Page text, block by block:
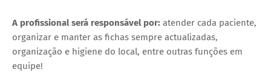
A profissional será responsável por: atender cada paciente,
organizar e manter as fichas sempre actualizadas,
organização e higiene do local, entre outras funções em
equipe!